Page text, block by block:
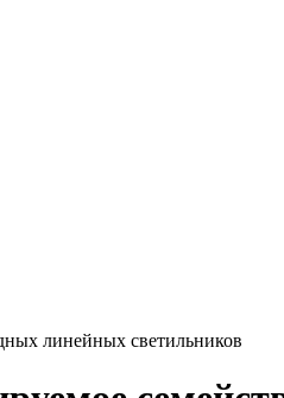
линейных светильников